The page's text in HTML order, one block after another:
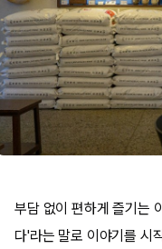
부담 없이 편하게 즐기는
다'라는 말로 이야기를 시